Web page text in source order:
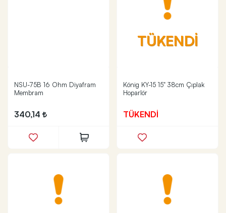
NSU-75B 16 Ohm Diyafram
Membram
340,14
TÜKENDİ
König KY-15 15" 38cm Çıplak
Hoparlör
TÜKENDİ